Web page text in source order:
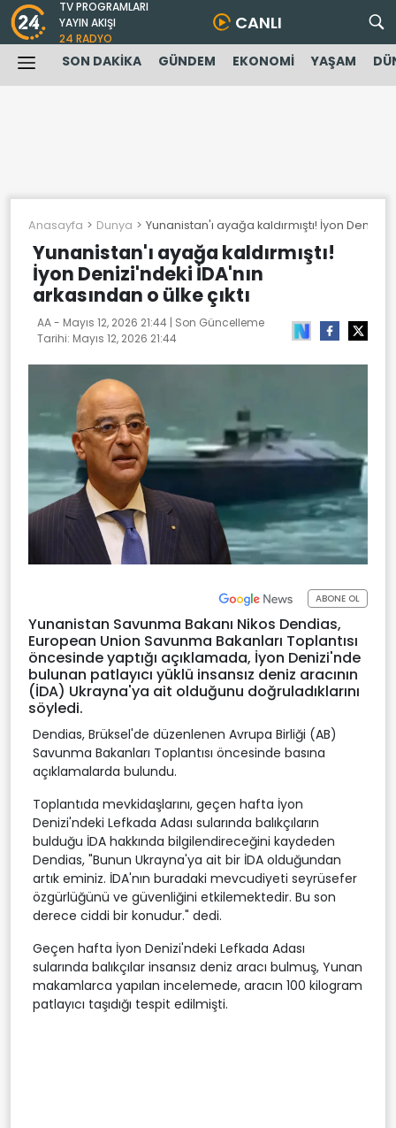
TV PROGRAMLARI
YAYIN AKIŞI
24 RADYO
CANLI
SON DAKİKA GÜNDEM EKONOMİ YAŞAM
Anasayfa Dunya Yunanistan'ı ayağa kaldırmıştı! İyon
Yunanistan'ı ayağa kaldırmıştı!
İyon Denizi'ndeki İDA'nın
arkasından o ülke çıktı
AA - Mayıs 12, 2026 21:44 | Son Güncelleme
Tarihi: Mayıs 12, 2026 21:44
ABONE OL
Yunanistan Savunma Bakanı Nikos Dendias,
European Union Savunma Bakanları Toplantısı
öncesinde yaptığı açıklamada, İyon Denizi'nde
bulunan patlayıcı yüklü insansız deniz aracının
(İDA) Ukrayna'ya ait olduğunu doğruladıklarını
söyledi.
Dendias, Brüksel'de düzenlenen Avrupa Birliği (AB)
Savunma Bakanları Toplantısı öncesinde basına
açıklamalarda bulundu.
Toplantıda mevkidaşlarını, geçen hafta İyon
Denizi'ndeki Lefkada Adası sularında balıkçıların
bulduğu İDA hakkında bilgilendireceğini kaydeden
Dendias, "Bunun Ukrayna'ya ait bir İDA olduğundan
artık eminiz. İDA'nın buradaki mevcudiyeti seyrüsefer
özgürlüğünü ve güvenliğini etkilemektedir. Bu son
derece ciddi bir konudur." dedi.
Geçen hafta İyon Denizi'ndeki Lefkada Adası
sularında balıkçılar insansız deniz aracı bulmuş, Yunan
makamlarca yapılan incelemede, aracın 100 kilogram
patlayıcı taşıdığı tespit edilmişti.